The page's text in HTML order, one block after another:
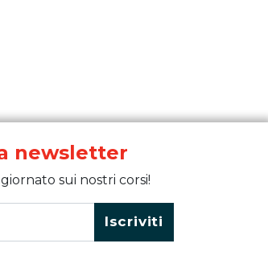
newsletter
sui nostri corsi!
Iscriviti